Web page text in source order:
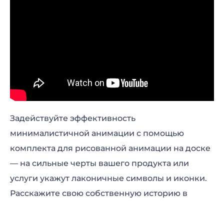
Задействуйте эффективность
минималистичной анимации с помощью
комплекта для рисованной анимации на доске
— на сильные черты вашего продукта или
услуги укажут лаконичные символы и иконки.
Расскажите свою собственную историю в